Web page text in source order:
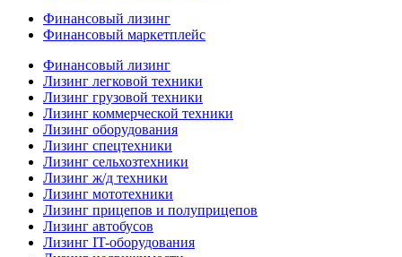
Финансовый лизинг
Финансовый маркетплейс
Финансовый лизинг
Лизинг легковой техники
Лизинг грузовой техники
Лизинг коммерческой техники
Лизинг оборудования
Лизинг спецтехники
Лизинг сельхозтехники
Лизинг ж/д техники
Лизинг мототехники
Лизинг прицепов и полуприцепов
Лизинг автобусов
Лизинг IT-оборудования